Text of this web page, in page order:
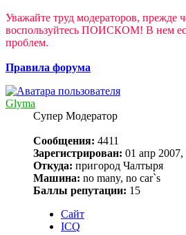
Уважайте труд модераторов, прежде
воспользуйтесь ПОИСКОМ! В нем
проблем.
Правила форума
Glyma
Супер Модератор
Сообщения: 4411
Зарегистрирован: 01 апр 2007,
Откуда: пригород Чалтыря
Машина: no many, no car`s
Баллы репутации: 15
Сайт
ICQ